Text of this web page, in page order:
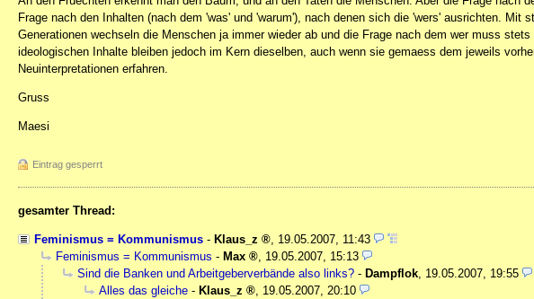
Frage nach den Inhalten (nach dem 'was' und 'warum'), nach denen sich die 'wers' ausrichten. Mit
Generationen wechseln die Menschen ja immer wieder ab und die Frage nach dem wer muss
ideologischen Inhalte bleiben jedoch im Kern dieselben, auch wenn sie gemaess dem jeweils
Neuinterpretationen erfahren.
Gruss
Maesi
Eintrag gesperrt
gesamter Thread:
Feminismus = Kommunismus - Klaus_z , 19.05.2007, 11:43
Feminismus = Kommunismus - Max , 19.05.2007, 15:13
Sind die Banken und Arbeitgeberverbände also links? - Dampflok, 19.05.2007, 19:55
Alles das gleiche - Klaus_z , 19.05.2007, 20:10